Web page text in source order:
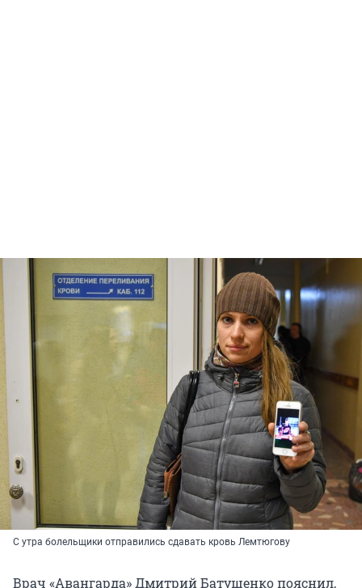
С утра болельщики отправились сдавать кровь Лемтюгову
Врач «Авангарда» Дмитрий Батушенко пояснил,